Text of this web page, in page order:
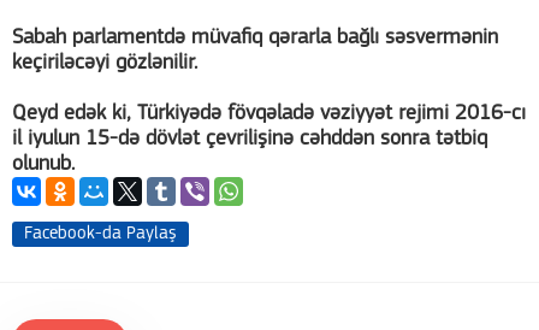
Sabah parlamentdə müvafiq qərarla bağlı səsvermənin
keçiriləcəyi gözlənilir.
Qeyd edək ki, Türkiyədə fövqəladə vəziyyət rejimi 2016-cı
il iyulun 15-də dövlət çevrilişinə cəhddən sonra tətbiq
olunub.
Facebook-da Paylaş